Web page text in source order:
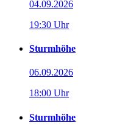
04.09.2026
19:30 Uhr
Sturmhöhe
06.09.2026
18:00 Uhr
Sturmhöhe